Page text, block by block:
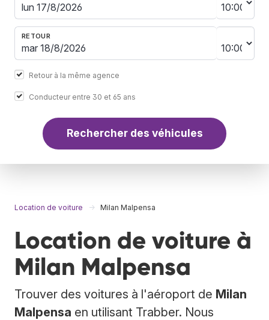
RETOUR
Retour à la même agence
Conducteur entre 30 et 65 ans
Rechercher des véhicules
Location de voiture Milan Malpensa
Location de voiture à
Milan Malpensa
Trouver des voitures à l'aéroport de Milan
Malpensa en utilisant Trabber. Nous